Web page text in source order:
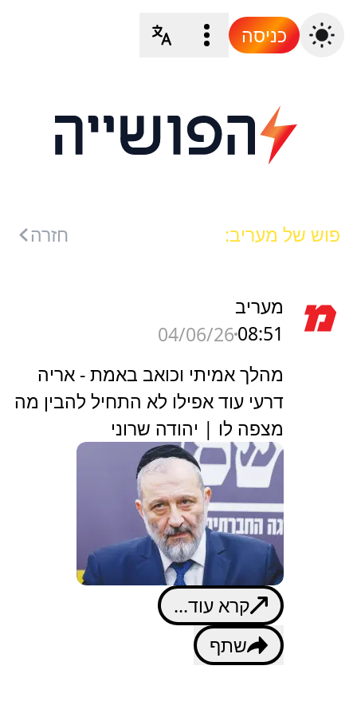
כניסה
פוש של מעריב: חזרה
מעריב
08:51
04/06/26
מהלך אמיתי וכואב באמת - אריה
דרעי עוד אפילו לא התחיל להבין מה
מצפה לו | יהודה שרוני
קרא עוד...
שתף